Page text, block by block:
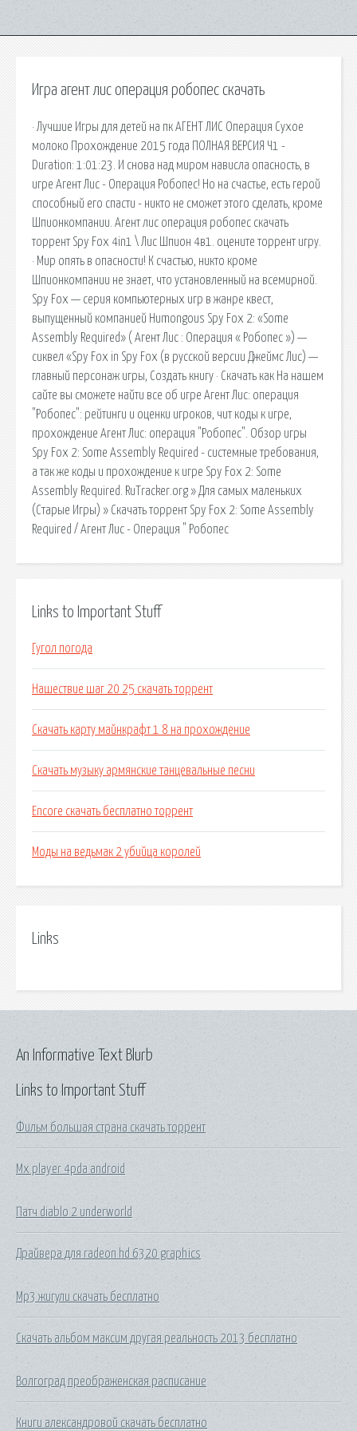
Игра агент лис операция робопес скачать
· Лучшие Игры для детей на пк АГЕНТ ЛИС Операция Сухое
молоко Прохождение 2015 года ПОЛНАЯ ВЕРСИЯ Ч1 -
Duration: 1:01:23. И снова над миром нависла опасность, в
игре Агент Лис - Операция Робопес! Но на счастье, есть герой
способный его спасти - никто не сможет этого сделать, кроме
Шпионкомпании. Агент лис операция робопес скачать
торрент Spy Fox 4in1 \ Лис Шпион 4в1. оцените торрент игру.
· Мир опять в опасности! К счастью, никто кроме
Шпионкомпании не знает, что установленный на всемирной.
Spy Fox — серия компьютерных игр в жанре квест,
выпущенный компанией Humongous Spy Fox 2: «Some
Assembly Required» ( Агент Лис : Операция « Робопес ») —
сиквел «Spy Fox in Spy Fox (в русской версии Джеймс Лис) —
главный персонаж игры, Создать книгу · Скачать как На нашем
сайте вы сможете найти все об игре Агент Лис: операция
"Робопес": рейтинги и оценки игроков, чит коды к игре,
прохождение Агент Лис: операция "Робопес". Обзор игры
Spy Fox 2: Some Assembly Required - системные требования,
а так же коды и прохождение к игре Spy Fox 2: Some
Assembly Required. RuTracker.org » Для самых маленьких
(Старые Игры) » Скачать торрент Spy Fox 2: Some Assembly
Required / Агент Лис - Операция " Робопес
Links to Important Stuff
Гугол погода
Нашествие шаг 20 25 скачать торрент
Скачать карту майнкрафт 1 8 на прохождение
Скачать музыку армянские танцевальные песни
Encore скачать бесплатно торрент
Моды на ведьмак 2 убийца королей
Links
Links to Important Stuff
Фильм большая страна скачать торрент
Mx player 4pda android
Патч diablo 2 underworld
Драйвера для radeon hd 6320 graphics
Mp3 жигули скачать бесплатно
Скачать альбом максим другая реальность 2013 бесплатно
Волгоград преображенская расписание
Книги александровой скачать бесплатно
An Informative Text Blurb